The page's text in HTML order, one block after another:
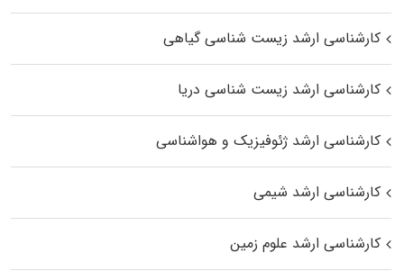
کارشناسی ارشد زیست‌ شناسی گیاهی
کارشناسی ارشد زیست‌ شناسی دریا
کارشناسی ارشد ژئوفیزیک و هواشناسی
کارشناسی ارشد شیمی
کارشناسی ارشد علوم زمین